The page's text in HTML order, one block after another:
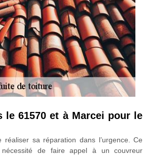
61570 et à Marcei pour le
sa réparation dans l’urgence. Ce
de faire appel à un couvreur